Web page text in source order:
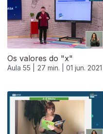
Os valores do "x"
Aula 55 | 27 min. | 01 jun. 2021